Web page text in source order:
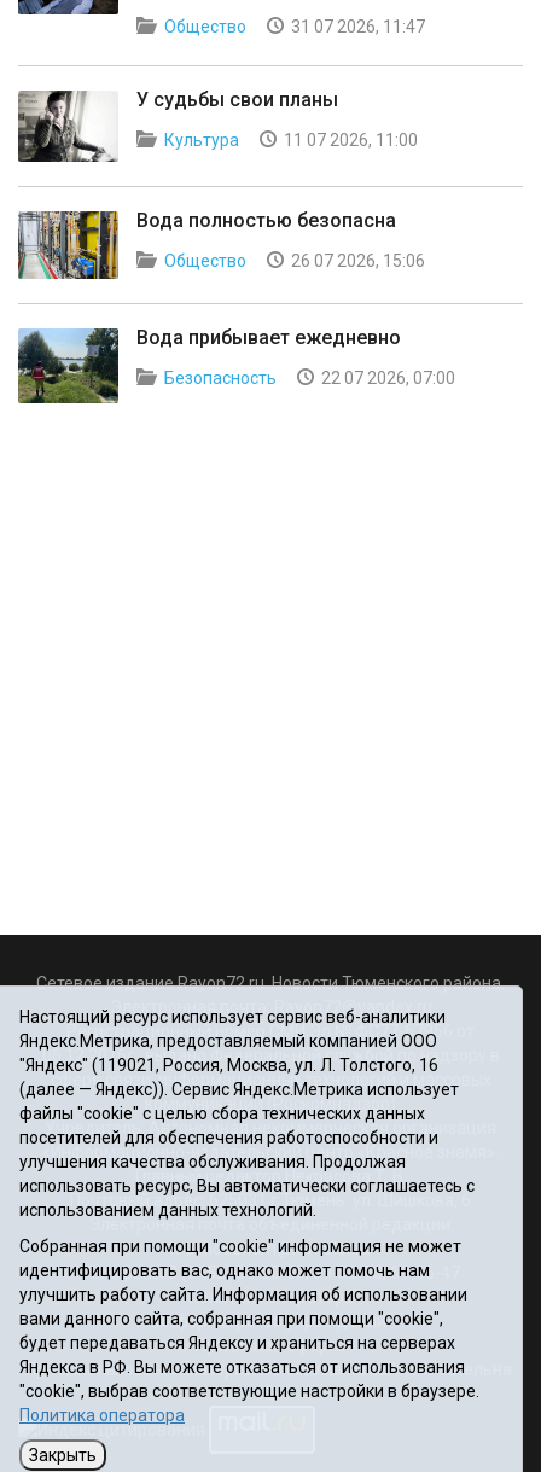
Общество 31 07 2026, 11:47
У судьбы свои планы
Культура 11 07 2026, 11:00
Вода полностью безопасна
Общество 26 07 2026, 15:06
Вода прибывает ежедневно
Безопасность 22 07 2026, 07:00
Сетевое издание Rayon72.ru. Новости Тюменского района.
Rayon72@yandex.ru
Регистрационный номер СМИ Эл № ФС77-67956 от
06.12.2016г., выдано Федеральной службой по надзору в
сфере связи, информационных технологий и массовых
коммуникаций (Роскомнадзор)
Учредитель: Автономная некоммерческая организация
«Информационно-издательский центр «Красное знамя».
Главный редактор Некрасова Т. В.
Почтовый адрес: 625031 г.Тюмень. ул. Шишкова, 6
Электронная почта объединенной редакции:
krasnoeznam@rambler.ru
Телефоны 8 (3452) 34-80-60, 69-56-73, 69-56-47
Политика оператора
Информация об учреждении
Публичная оферта
При использовании материалов ссылка на сайт обязательна.
12+
Настоящий ресурс использует сервис веб-аналитики
Яндекс.Метрика, предоставляемый компанией ООО
"Яндекс" (119021, Россия, Москва, ул. Л. Толстого, 16
(далее — Яндекс)). Сервис Яндекс.Метрика использует
файлы "cookie" с целью сбора технических данных
посетителей для обеспечения работоспособности и
улучшения качества обслуживания. Продолжая
использовать ресурс, Вы автоматически соглашаетесь с
использованием данных технологий.
Собранная при помощи "cookie" информация не может
идентифицировать вас, однако может помочь нам
улучшить работу сайта. Информация об использовании
вами данного сайта, собранная при помощи "cookie",
будет передаваться Яндексу и храниться на серверах
Яндекса в РФ. Вы можете отказаться от использования
"cookie", выбрав соответствующие настройки в браузере.
Политика оператора
Закрыть